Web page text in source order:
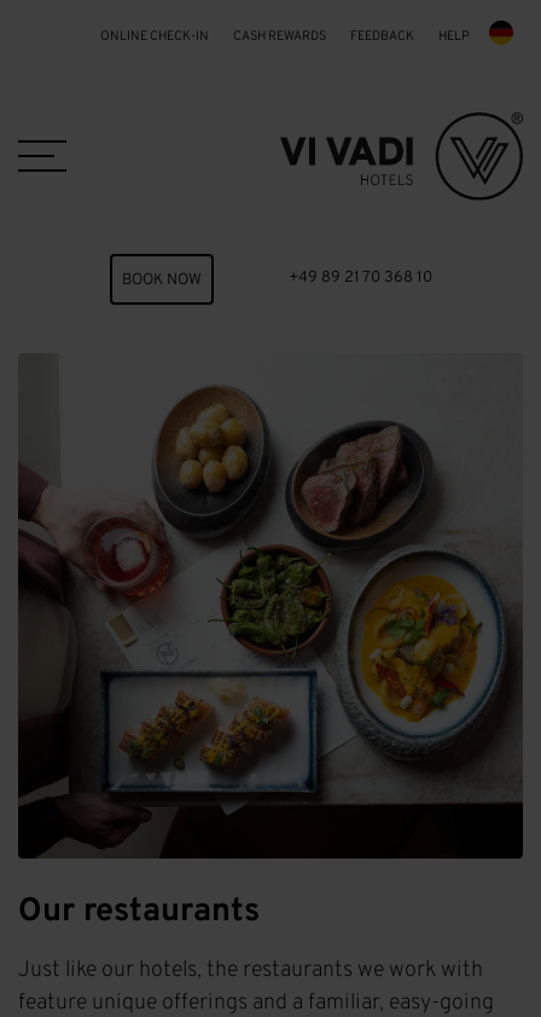
ONLINE CHECK-IN CASH REWARDS FEEDBACK HELP
BOOK NOW +49 89 21 70 368 10
Our restaurants
Just like our hotels, the restaurants we work with
feature unique offerings and a familiar, easy-going